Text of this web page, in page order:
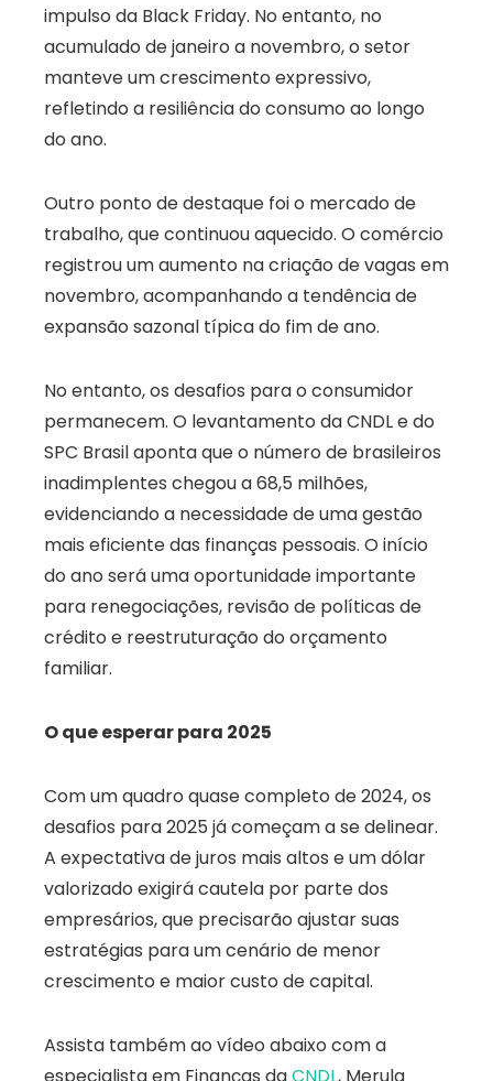
impulso da Black Friday. No entanto, no
acumulado de janeiro a novembro, o setor
manteve um crescimento expressivo,
refletindo a resiliência do consumo ao longo
do ano.
Outro ponto de destaque foi o mercado de
trabalho, que continuou aquecido. O comércio
registrou um aumento na criação de vagas em
novembro, acompanhando a tendência de
expansão sazonal típica do fim de ano.
No entanto, os desafios para o consumidor
permanecem. O levantamento da CNDL e do
SPC Brasil aponta que o número de brasileiros
inadimplentes chegou a 68,5 milhões,
evidenciando a necessidade de uma gestão
mais eficiente das finanças pessoais. O início
do ano será uma oportunidade importante
para renegociações, revisão de políticas de
crédito e reestruturação do orçamento
familiar.
O que esperar para 2025
Com um quadro quase completo de 2024, os
desafios para 2025 já começam a se delinear.
A expectativa de juros mais altos e um dólar
valorizado exigirá cautela por parte dos
empresários, que precisarão ajustar suas
estratégias para um cenário de menor
crescimento e maior custo de capital.
Assista também ao vídeo abaixo com a